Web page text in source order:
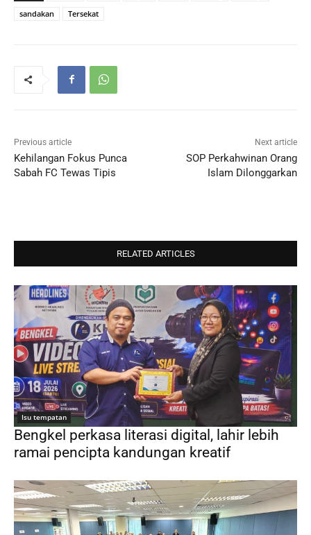
sandakan
Tersekat
Previous article
Kehilangan Fokus Punca
Sabah FC Tewas Tipis
Next article
SOP Perkahwinan Orang
Islam Dilonggarkan
RELATED ARTICLES
Isu tempatan
Bengkel perkasa literasi digital, lahir lebih
ramai pencipta kandungan kreatif